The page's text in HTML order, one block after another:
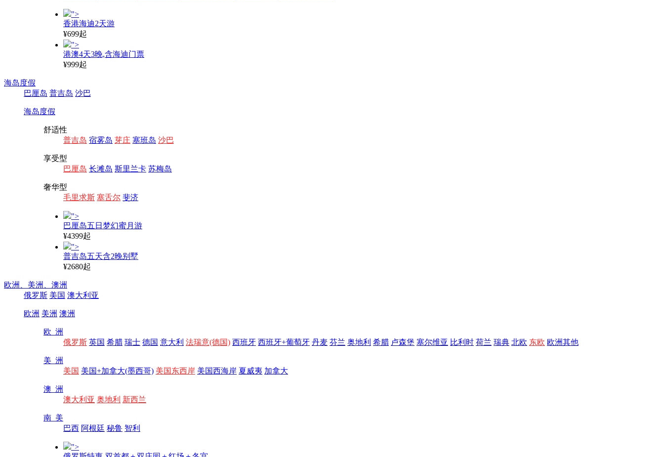
">
香港海迪2天游
¥699起
">
港澳4天3晚,含海迪门票
¥999起
海岛度假
巴厘岛 普吉岛 沙巴
海岛度假
舒适性
普吉岛 宿雾岛 芽庄 塞班岛 沙巴
享受型
巴厘岛 长滩岛 斯里兰卡 苏梅岛
奢华型
毛里求斯 塞舌尔 斐济
">
巴厘岛五日梦幻蜜月游
¥4399起
">
普吉岛五天含2晚别墅
¥2680起
欧洲、 美洲、 澳洲
俄罗斯 美国 澳大利亚
欧洲 美洲 澳洲
欧 洲
俄罗斯 英国 希腊 瑞士 德国 意大利 法瑞意(德国) 西班牙 西班牙+葡萄牙 丹麦 芬兰 奥地利 希腊 卢森堡 塞尔维亚 比利时 荷兰 瑞典 北欧 东欧 欧洲其他
美 洲
美国 美国+加拿大(墨西哥) 美国东西岸 美国西海岸 夏威夷 加拿大
澳 洲
澳大利亚 奥地利 新西兰
南 美
巴西 阿根廷 秘鲁 智利
">